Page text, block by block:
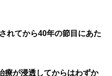
れてから40年の節目にあた
療が浸透してからはわずか